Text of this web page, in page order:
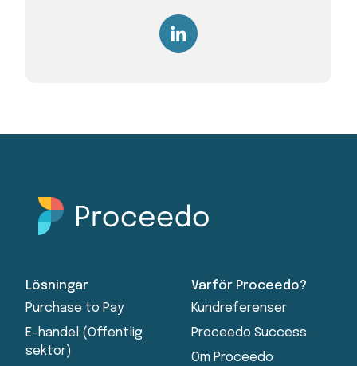
Lösningar
Purchase to Pay
E-handel (Offentlig
sektor)
Varför Proceedo?
Kundreferenser
Proceedo Success
Om Proceedo